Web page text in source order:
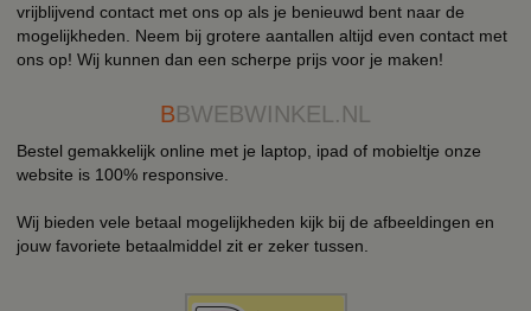
vrijblijvend contact met ons op als je benieuwd bent naar de
mogelijkheden. Neem bij grotere aantallen altijd even contact met
ons op! Wij kunnen dan een scherpe prijs voor je maken!
BBWEBWINKEL.NL
Bestel gemakkelijk online met je laptop, ipad of mobieltje onze
website is 100% responsive.
Wij bieden vele betaal mogelijkheden kijk bij de afbeeldingen en
jouw favoriete betaalmiddel zit er zeker tussen.